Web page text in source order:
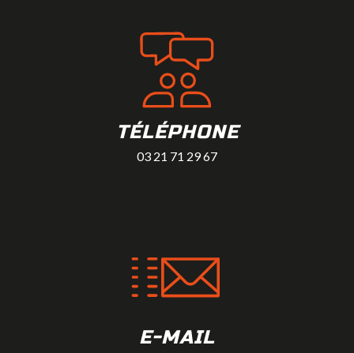
TÉLÉPHONE
03 21 71 29 67
E-MAIL